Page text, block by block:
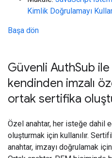
Kimlik Doğrulamayı
Başa dön
Güvenli AuthSub
kendinden imzalı
ortak sertifika
Özel anahtar, her isteğe dahil
oluşturmak için kullanılır.
anahtar, imzayı doğrulamak